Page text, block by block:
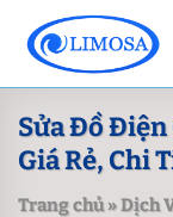
content
Sửa Đồ Điện
Giá Rẻ, Chi
Trang chủ»Dịch